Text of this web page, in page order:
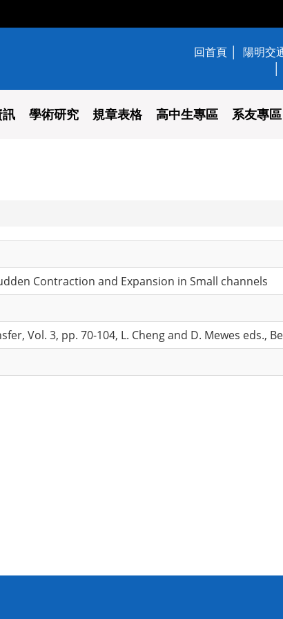
回首頁 陽明交
訊 學術研究 規章表格 高中生專區 系友專區
Contraction and Expansion in Small channels
Vol. 3, pp. 70-104, L. Cheng and D. Mewes eds.,